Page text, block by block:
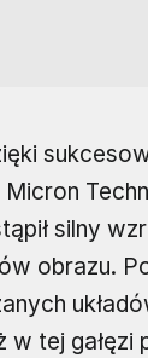
silny
obrazu.
tej gałęzi